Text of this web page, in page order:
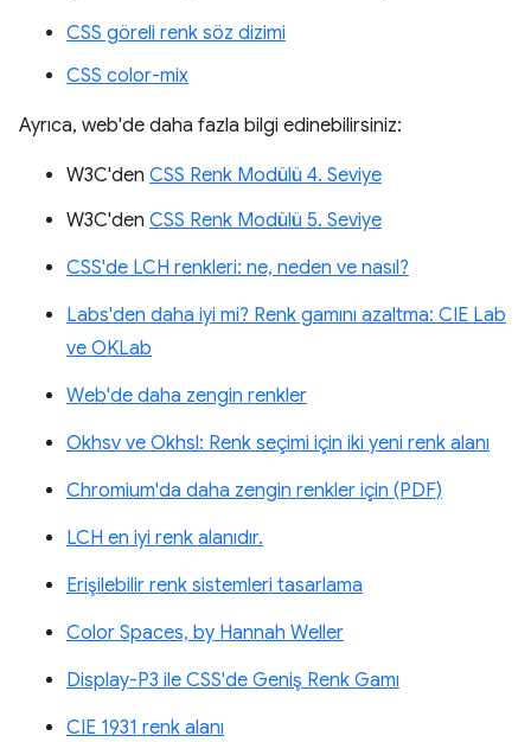
CSS göreli renk söz dizimi
CSS color-mix
Ayrıca, web'de daha fazla bilgi edinebilirsiniz:
W3C'den CSS Renk Modülü 4. Seviye
W3C'den CSS Renk Modülü 5. Seviye
CSS'de LCH renkleri: ne, neden ve nasıl?
Labs'den daha iyi mi? Renk gamını azaltma: CIE Lab
ve OKLab
Web'de daha zengin renkler
Okhsv ve Okhsl: Renk seçimi için iki yeni renk alanı
Chromium'da daha zengin renkler için (PDF)
LCH en iyi renk alanıdır.
Erişilebilir renk sistemleri tasarlama
Color Spaces, by Hannah Weller
Display-P3 ile CSS'de Geniş Renk Gamı
CIE 1931 renk alanı